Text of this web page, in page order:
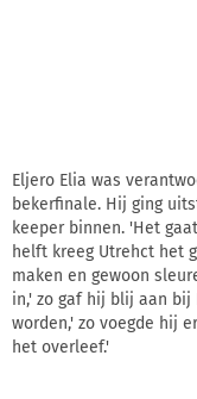
Eljero Elia was
bekerfinale. Hij ging
keeper binnen. 'Het
helft kreeg Utrehct het
maken en gewoon
in,' zo gaf hij blij aan bij
worden,' zo voegde hij
het overleef.'